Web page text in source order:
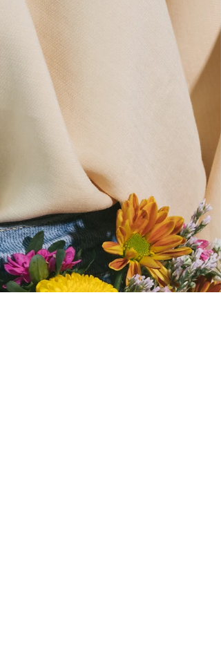
Julio llega con un cielo lleno de
movimientos astrológicos, una muestra de
energías transformadoras que nos invitan
a nuevos comienzos, pero también a una
escucha más profunda de aquello que
cambiando de forma dentro de nosotras
No es un mes para atravesar con prisaEs
un mes para sentir Porque julio no llega
para darnos todas las respuestas de
inmediatoLlega para mostrarnos qué
preguntas ya no podemos evitar Es un
de transición, reorganización interior,
memoria, intu